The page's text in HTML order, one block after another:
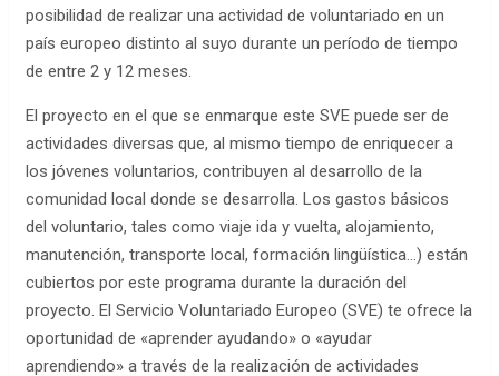
posibilidad de realizar una actividad de voluntariado en un
país europeo distinto al suyo durante un período de tiempo
de entre 2 y 12 meses.
El proyecto en el que se enmarque este SVE puede ser de
actividades diversas que, al mismo tiempo de enriquecer a
los jóvenes voluntarios, contribuyen al desarrollo de la
comunidad local donde se desarrolla. Los gastos básicos
del voluntario, tales como viaje ida y vuelta, alojamiento,
manutención, transporte local, formación lingüística…) están
cubiertos por este programa durante la duración del
proyecto. El Servicio Voluntariado Europeo (SVE) te ofrece la
oportunidad de «aprender ayudando» o «ayudar
aprendiendo» a través de la realización de actividades